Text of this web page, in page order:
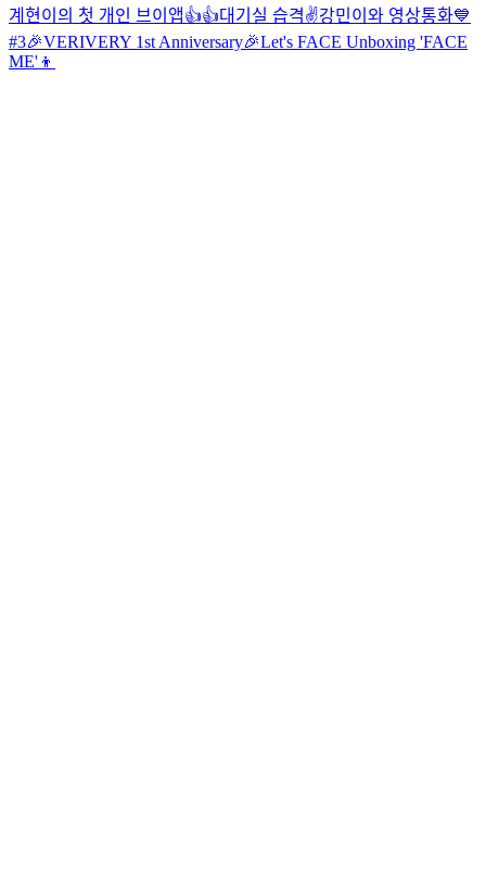
계현이의 첫 개인 브이앱👍👍대기실 습격✌️강민이와 영상통화💙
#3🎉VERIVERY 1st Anniversary🎉Let's FACE Unboxing 'FACE
ME'👦